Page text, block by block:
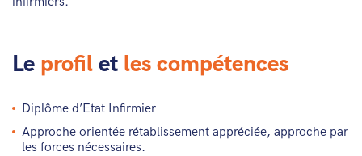
Le profilet les compétences
Diplôme d’Etat Infirmier
Approche orientée rétablissement appréciée, approche par
les forces nécessaires.